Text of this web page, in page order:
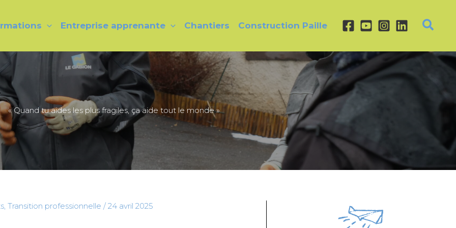
Entreprise apprenante Chantiers Construction Paille
« Quand tu aides les plus fragiles, ça aide tout le monde »
Transition professionnelle / 24 avril 2025